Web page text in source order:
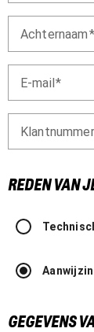
Achternaam
E-mail
REDEN VAN
GEGEVENS